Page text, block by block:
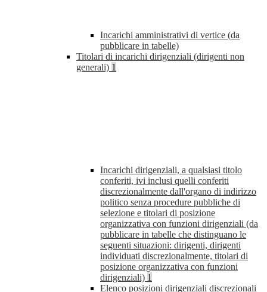
Incarichi amministrativi di vertice (da
pubblicare in tabelle)
Titolari di incarichi dirigenziali (dirigenti non
generali) 1
Incarichi dirigenziali, a qualsiasi titolo
conferiti, ivi inclusi quelli conferiti
discrezionalmente dall'organo di indirizzo
politico senza procedure pubbliche di
selezione e titolari di posizione
organizzativa con funzioni dirigenziali (da
pubblicare in tabelle che distinguano le
seguenti situazioni: dirigenti, dirigenti
individuati discrezionalmente, titolari di
posizione organizzativa con funzioni
dirigenziali) 1
Elenco posizioni dirigenziali discrezionali